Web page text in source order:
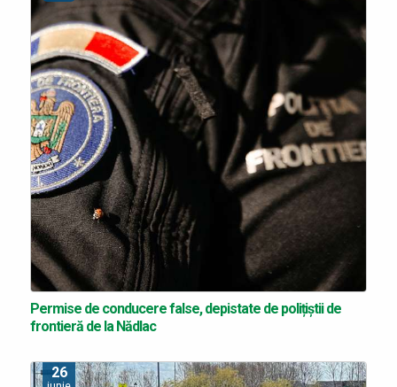
Permise de conducere false, depistate de polițiștii de
frontieră de la Nădlac
26